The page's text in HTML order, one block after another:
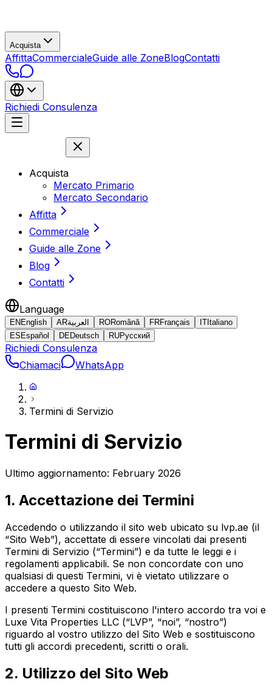
Acquista
AffittaCommercialeGuide alle ZoneBlogContatti
Richiedi Consulenza
Acquista
Mercato Primario
Mercato Secondario
Affitta
Commerciale
Guide alle Zone
Blog
Contatti
Language
EN English ARالعربية RORomână FRFrançais IT Italiano
ES Español DEDeutsch RUРусский
Richiedi Consulenza
Chiamaci
WhatsApp
Termini di Servizio
Termini di Servizio
Ultimo aggiornamento: February 2026
1. Accettazione dei Termini
Accedendo o utilizzando il sito web ubicato su lvp.ae (il
“Sito Web”), accettate di essere vincolati dai presenti
Termini di Servizio (“Termini”) e da tutte le leggi e i
regolamenti applicabili. Se non concordate con uno
qualsiasi di questi Termini, vi è vietato utilizzare o
accedere a questo Sito Web.
I presenti Termini costituiscono l'intero accordo tra voi e
Luxe Vita Properties LLC (“LVP”, “noi”, “nostro”)
riguardo al vostro utilizzo del Sito Web e sostituiscono
tutti gli accordi precedenti, scritti o orali.
2. Utilizzo del Sito Web